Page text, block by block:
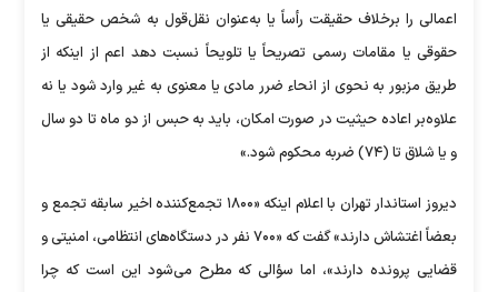
اعمالی را برخلاف حقیقت رأساً یا به‌عنوان نقل‌قول به شخص حقیقی یا
حقوقی یا مقامات رسمی تصریحاً یا تلویحاً نسبت دهد اعم از اینکه از
طریق مزبور به نحوی از انحاء ضرر مادی یا معنوی به غیر وارد شود یا نه
علاوه‌بر اعاده حیثیت در صورت امکان، باید به حبس از دو ماه تا دو سال
و یا شلاق تا (۷۴) ضربه محکوم شود.»
دیروز استاندار تهران با اعلام اینکه «۱۸۰۰ تجمع‌کننده اخیر سابقه تجمع و
بعضاً اغتشاش دارند» گفت که «۷۰۰ نفر در دستگاه‌های انتظامی، امنیتی و
قضایی پرونده دارند»، اما سؤالی که مطرح می‌شود این است که چرا